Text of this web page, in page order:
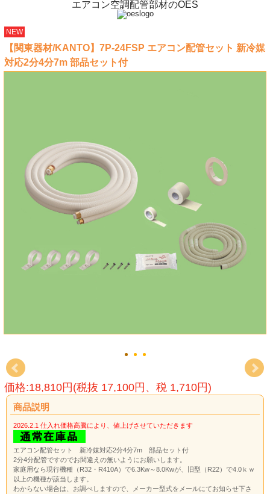
エアコン空調配管部材のOES
NEW
【関東器材/KANTO】7P-24FSP エアコン配管セット 新冷媒
対応2分4分7m 部品セット付
価格:18,810円(税抜 17,100円、税 1,710円)
商品説明
2026.2.1 仕入れ価格高騰により、値上げさせていただきます
エアコン配管セット 新冷媒対応2分4分7m 部品セット付
2分4分配管ですのでお間違えの無いようにお願いします。
家庭用なら現行機種（R32・R410A）で6.3Kw～8.0Kwが、旧型（R22）で4.0ｋｗ
以上の機種が該当します。
わからない場合は、お調べしますので、メーカー型式をメールにてお知らせ下さ